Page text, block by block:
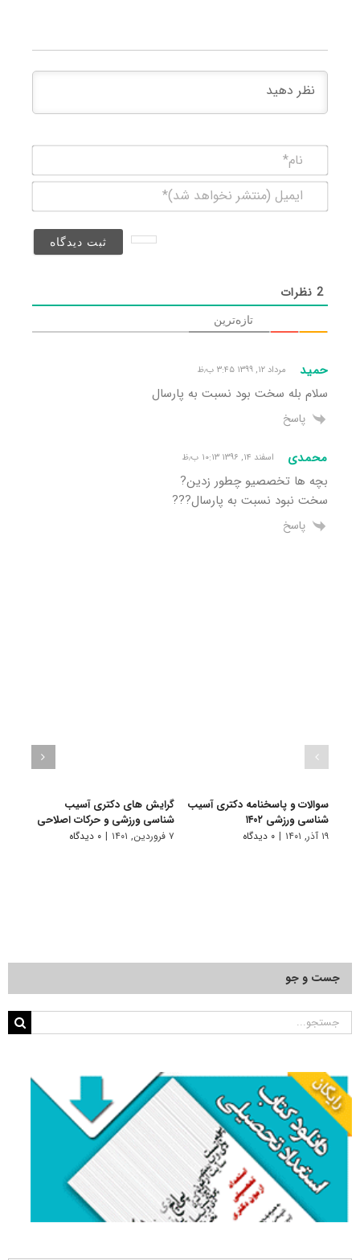
(منتشر
2نظرات
تازه‌ترین
حمید مرداد ۱۲, ۱۳۹۹ ۳:۴۵ ب٫ظ
سلام بله سخت بود نسبت به پارسال
پاسخ
محمدی اسفند ۱۴, ۱۳۹۶ ۱۰:۱۳ ب٫ظ
بچه ها تخصصیو چطور زدین?
سخت نبود نسبت به پارسال???
پاسخ
سوالات و پاسخنامه دکتری آسیب
شناسی ورزشی ۱۴۰۲
۱۹ آذر, ۱۴۰۱ | ۰ دیدگاه
گرایش های دکتری آسیب
شناسی ورزشی و حرکات اصلاحی
۷ فروردین, ۱۴۰۱ | ۰ دیدگاه
جست و جو
جستجو